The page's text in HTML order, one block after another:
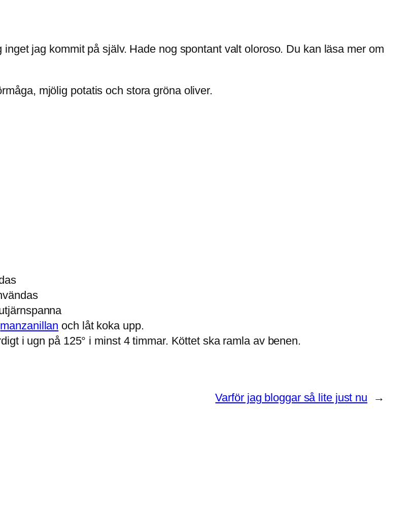
jag kommit på själv. Hade nog spontant valt oloroso. Du kan läsa mer om
mjölig potatis och stora gröna oliver.
manzanillan och låt koka upp.
i ugn på 125° i minst 4 timmar. Köttet ska ramla av benen.
Varför jag bloggar så lite just nu →